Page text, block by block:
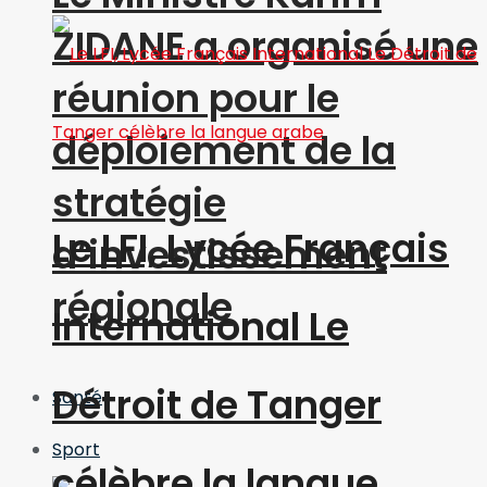
ZIDANE a organisé une
réunion pour le
déploiement de la
stratégie
d’investissement
régionale
Santé
Sport
Le LFI, Lycée Français
International Le
Détroit de Tanger